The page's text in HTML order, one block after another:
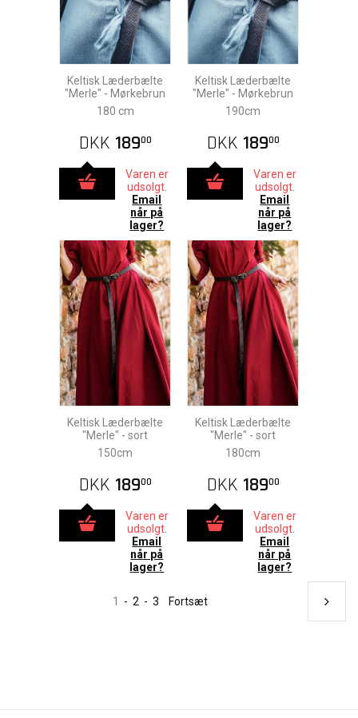
Keltisk Læderbælte
"Merle" - Mørkebrun
180 cm
DKK 18900
Varen er
udsolgt.
Email
når på
lager?
Keltisk Læderbælte
"Merle" - Mørkebrun
190cm
DKK 18900
Varen er
udsolgt.
Email
når på
lager?
Keltisk Læderbælte
"Merle" - sort
150cm
DKK 18900
Varen er
udsolgt.
Email
når på
lager?
Keltisk Læderbælte
"Merle" - sort
180cm
DKK 18900
Varen er
udsolgt.
Email
når på
lager?
1 - 2 - 3 Fortsæt